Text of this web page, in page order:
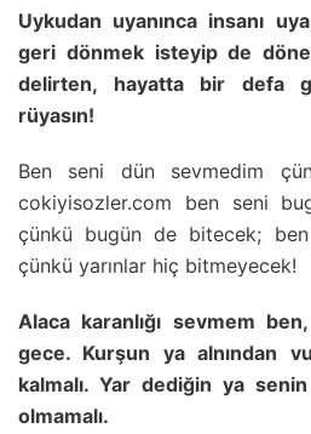
Uykudan uyanınca insanı
geri dönmek isteyip de
delirten, hayatta bir defa
rüyasın!
Ben seni dün sevmedim
cokiyisozler.com ben seni
çünkü bugün de bitecek;
çünkü yarınlar hiç bitmeyecek!
Alaca karanlığı sevmem
gece. Kurşun ya alnından
kalmalı. Yar dediğin ya
olmamalı.